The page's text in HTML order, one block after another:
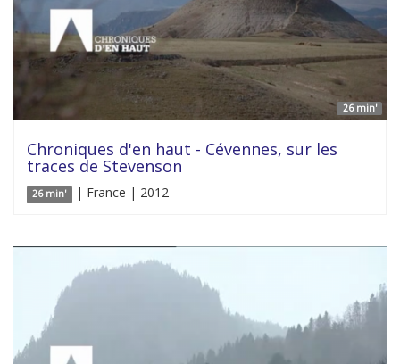
26 min'
Chroniques d'en haut - Cévennes, sur les
traces de Stevenson
26 min' | France | 2012